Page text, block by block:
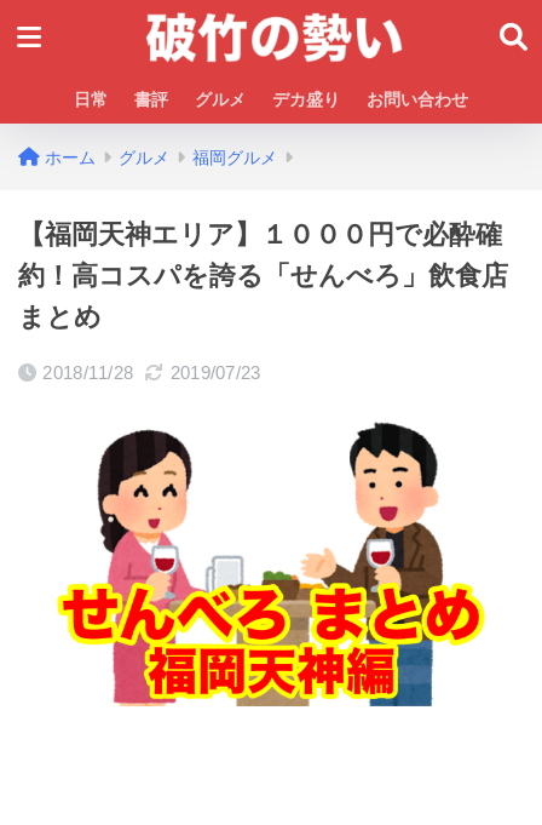
日常 書評 グルメ デカ盛り お問い合わせ
ホーム グルメ 福岡グルメ
【福岡天神エリア】１０００円で必酔確
約！高コスパを誇る「せんべろ」飲食店
まとめ
2018/11/28 2019/07/23